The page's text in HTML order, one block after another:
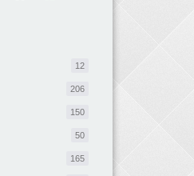
12
206
150
50
165